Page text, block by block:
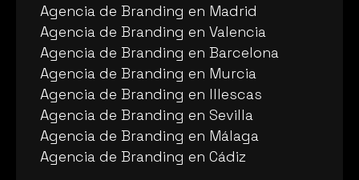
Agencia de Branding en Madrid
Agencia de Branding en Madrid
Agencia de Branding en Valencia
Agencia de Branding en Valencia
Agencia de Branding en Barcelona
Agencia de Branding en Barcelona
Agencia de Branding en Murcia
Agencia de Branding en Murcia
Agencia de Branding en Illescas
Agencia de Branding en Illescas
Agencia de Branding en Sevilla
Agencia de Branding en Sevilla
Agencia de Branding en Málaga
Agencia de Branding en Málaga
Agencia de Branding en Cádiz